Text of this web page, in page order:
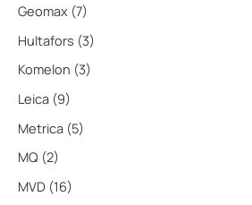
Geomax (7)
Hultafors (3)
Komelon (3)
Leica (9)
Metrica (5)
MQ (2)
MVD (16)